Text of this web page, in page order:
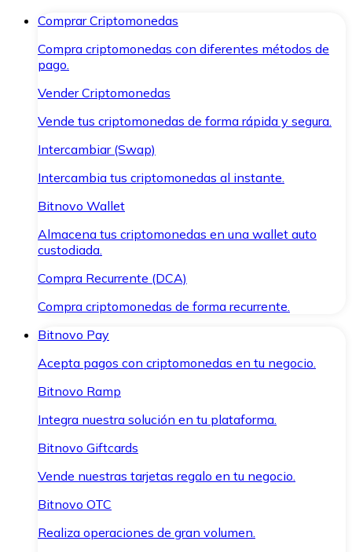
Comprar Criptomonedas
Compra criptomonedas con diferentes métodos de
pago.
Vender Criptomonedas
Vende tus criptomonedas de forma rápida y segura.
Intercambiar (Swap)
Intercambia tus criptomonedas al instante.
Bitnovo Wallet
Almacena tus criptomonedas en una wallet auto
custodiada.
Compra Recurrente (DCA)
Compra criptomonedas de forma recurrente.
Bitnovo Pay
Acepta pagos con criptomonedas en tu negocio.
Bitnovo Ramp
Integra nuestra solución en tu plataforma.
Bitnovo Giftcards
Vende nuestras tarjetas regalo en tu negocio.
Bitnovo OTC
Realiza operaciones de gran volumen.